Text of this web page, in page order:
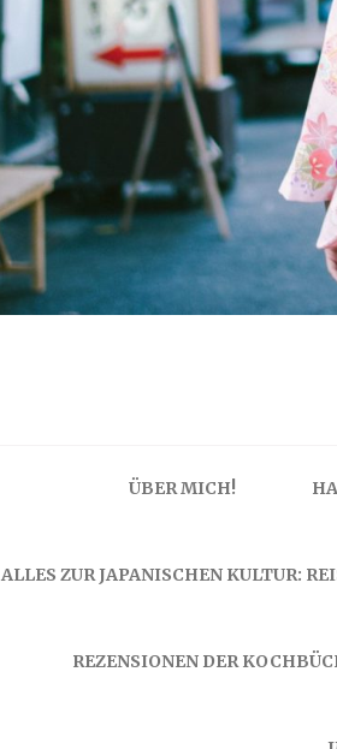
ÜBER MICH!
ALLES ZUR JAPANISCHEN KULTUR:
REZENSIONEN DER